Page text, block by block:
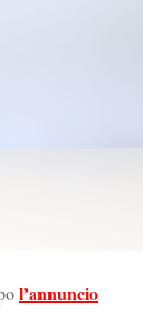
l’annuncio